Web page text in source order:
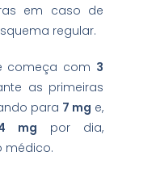
em caso de
regular.
começa com 3
as primeiras
para 7 mg e,
mg por dia,
médico.